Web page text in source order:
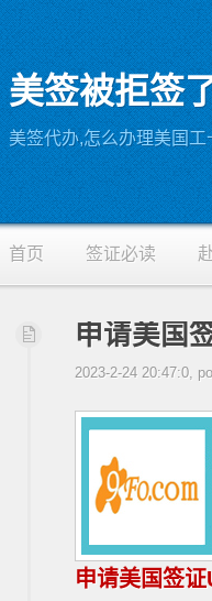
美签被拒签
美签代办,怎么办理美国
RSS
首页 签证必读
申请美国
2023-2-24 20:47:0,
申请美国签